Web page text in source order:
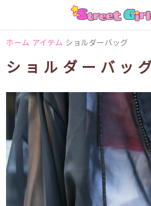
ホーム アイテム ショルダーバッグ
ショルダーバッ